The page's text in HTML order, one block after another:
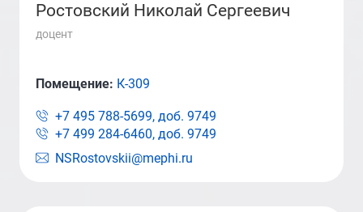
Ростовский Николай Сергеевич
доцент
NSRostovskii@mephi.ru
Помещение: К-309
+7 495 788-5699, доб. 9749
+7 499 284-6460, доб. 9749